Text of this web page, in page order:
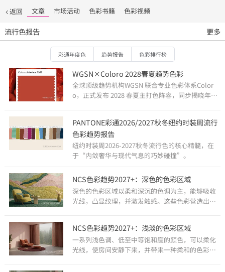
返回 文章 市场活动 色彩书籍 色彩视频
流行色报告 更多
彩通年度色 趋势报告 色彩排行榜
WGSN×Coloro 2028春夏趋势色彩
全球顶级趋势机构WGSN 联合专业色彩体系Color
o，正式发布 2028 春夏主打色阵容，同步揭晓年度
牌视觉与软装美学，提供权威且前沿的色彩参考。
PANTONE彩通2026/2027秋冬纽约时装周流行
色彩趋势报告
纽约时装周2026-2027秋冬流行色的核心精髓，在
于“内敛奢华与现代气息的巧妙碰撞”。
NCS色彩趋势2027+：深色的色彩区域
深色的色彩区域以柔和深沉的色调为主，能够吸收
光线，凸显纹理，并激发触感。这些色彩营造出沉
NCS色彩趋势2027+：浅淡的色彩区域
一系列浅色调、低至中等饱和度的颜色，可以柔化
光线，使房间安静下来，并带来一种柔和的色彩存